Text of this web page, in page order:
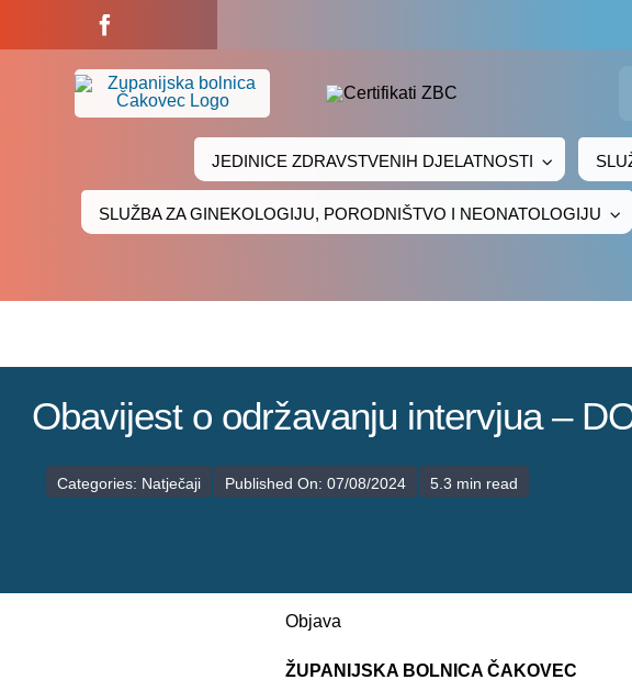
JEDINICE ZDRAVSTVENIH DJELATNOSTI
SLUŽBA ZA GINEKOLOGIJU, PORODNIŠTVO I NEONATOLOGIJU
Obavijest o održavanju intervjua –
Categories: Natječaji Published On: 07/08/2024 5.3 min read
Objava
ŽUPANIJSKA BOLNICA ČAKOVEC